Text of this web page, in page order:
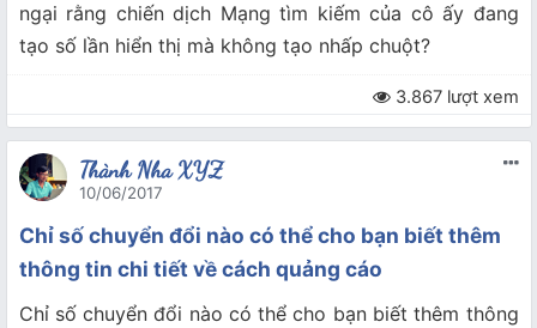
ngại rằng chiến dịch Mạng tìm kiếm của cô ấy đang
tạo số lần hiển thị mà không tạo nhấp chuột?
3.867 lượt xem
Thành Nha XYZ
10/06/2017
Chỉ số chuyển đổi nào có thể cho bạn biết thêm
thông tin chi tiết về cách quảng cáo
Chỉ số chuyển đổi nào có thể cho bạn biết thêm thông